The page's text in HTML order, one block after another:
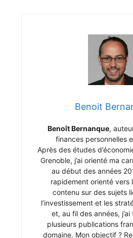
Benoit
Benoît Bernanque,
finances personnelles
Après des études
Grenoble, j’ai orienté ma
au début des années
rapidement orienté vers
contenu sur des sujets
l’investissement et les
et, au fil des années,
plusieurs publications
domaine. Mon objectif ?